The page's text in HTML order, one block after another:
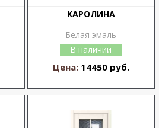
КАРОЛИНА
Белая эмаль
В наличии
Цена: 14450 руб.